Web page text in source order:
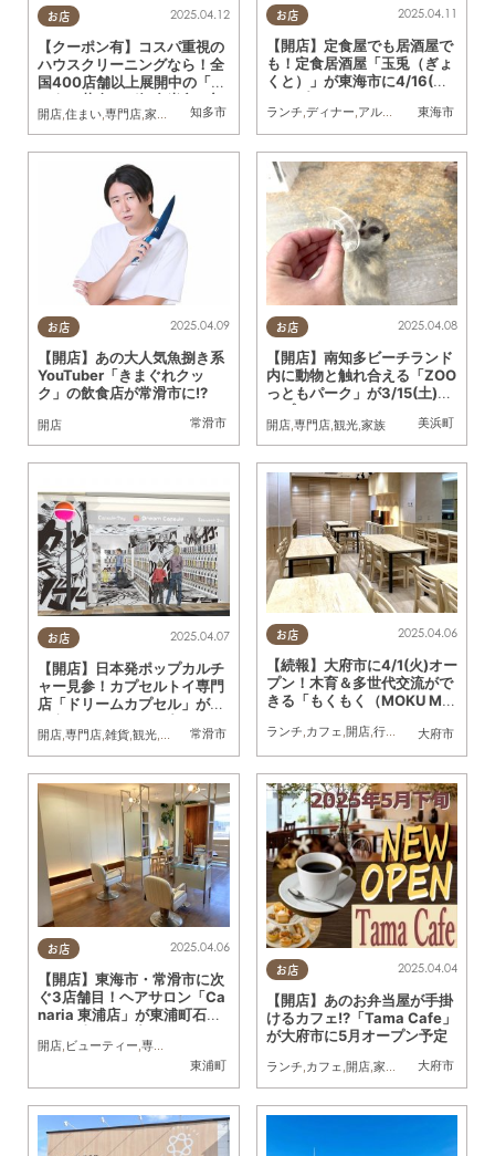
お店
知多市
2025.04.12
【クーポン有】コスパ重視の
ハウスクリーニングなら！全
国400店舗以上展開中の「お
そうじ革命」が知多半島に初
出店／ちたまる広告
開店 住まい 専門店 家族 時短
お店
東海市
2025.04.11
【開店】定食屋でも居酒屋で
も！定食居酒屋「玉兎（ぎょ
くと）」が東海市に4/16(水)
ランチ,ディナー,アルコール ,開店,まちネ
お店
常滑市
2025.04.09
【開店】あの大人気魚捌き系
YouTuber「きまぐれクッ
ク」の飲食店が常滑市に!?
開店
お店
美浜町
2025.04.08
【開店】南知多ビーチランド
内に動物と触れ合える「ZOO
っともパーク」が3/15(土)オ
ープン
開店, 専門店, 観光, 家族
お店
常滑市
2025.04.07
【開店】日本発ポップカルチ
ャー見参！カプセルトイ専門
店「ドリームカプセル」が常
開店,専門店,雑貨,観光,家族 おひとりさま 友人
お店
大府市
2025.04.06
【続報】大府市に4/1(火)オー
プン！木育＆多世代交流がで
きる「もくもく（MOKU MO
ランチ,カフェ,開店,行ってみたレポ
お店
東浦町
2025.04.06
【開店】東海市・常滑市に次
ぐ3店舗目！ヘアサロン「Ca
naria 東浦店」が東浦町石浜
開店, ビューティー,専門店
お店
大府市
2025.04.04
【開店】あのお弁当屋が手掛
けるカフェ!?「Tama Cafe」
が大府市に5月オープン予定
ランチ,カフェ,開店,家族 KURUTOHP